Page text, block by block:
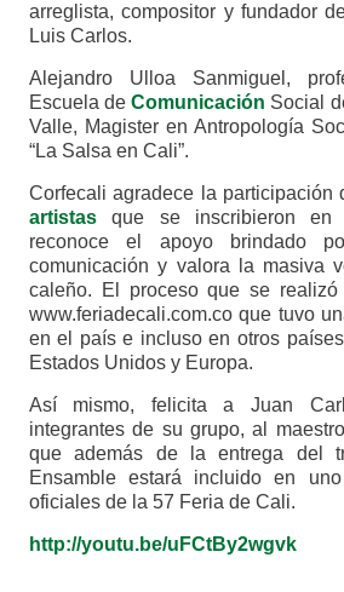
arreglista, compositor y fundador
Luis Carlos.
Alejandro Ulloa Sanmiguel,
Escuela deComunicación Social
Valle, Magister en Antropología
“La Salsa en Cali”.
Corfecali agradece la participación
artistasque se inscribieron en
reconoce el apoyo brindado
comunicación y valora la masiva
caleño. El proceso que se realizó
www.feriadecali.com.co que tuvo
en el país e incluso en otros
Estados Unidos y Europa.
Así mismo, felicita a Juan
integrantes de su grupo, al
que además de la entrega del
Ensamble estará incluido en
oficiales de la 57 Feria de Cali.
http://youtu.be/uFCtBy2wgvk